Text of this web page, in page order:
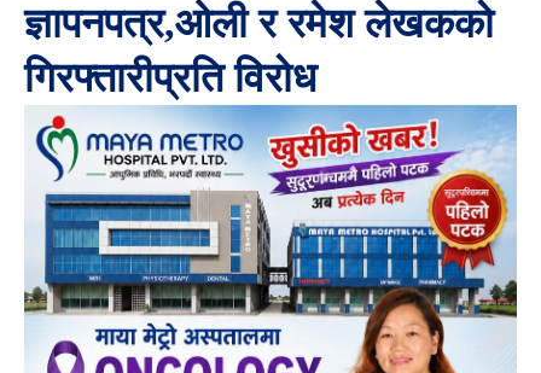
ज्ञापनपत्र,ओली र रमेश लेखकको
गिरफ्तारीप्रति विरोध